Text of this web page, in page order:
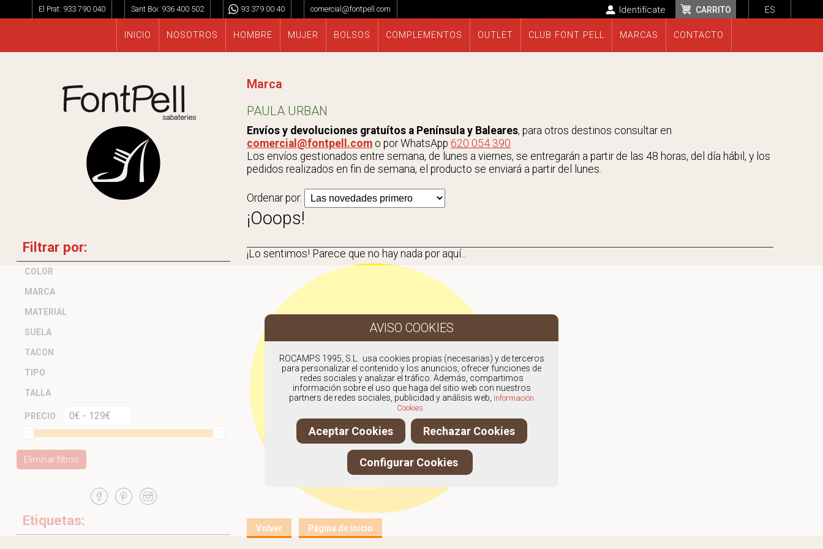
ES
El Prat: 933 790 040 Sant Boi: 936 400 502 93 379 00 40 comercial@fontpell.com CARRITO
Identifícate
INICIO NOSOTROS HOMBRE MUJER BOLSOS COMPLEMENTOS OUTLET CLUB FONT PELL MARCAS CONTACTO
Filtrar por:
COLOR
MARCA
MATERIAL
SUELA
TACON
TIPO
TALLA
PRECIO
Eliminar filtros
Etiquetas:
Marca
PAULA URBAN
Envíos y devoluciones gratuítos a Península y Baleares, para otros destinos consultar en
comercial@fontpell.com o por WhatsApp 620 054 390
Los envíos gestionados entre semana, de lunes a viernes, se entregarán a partir de las 48 horas, del día hábil, y los
pedidos realizados en fin de semana, el producto se enviará a partir del lunes.
Ordenar por:
¡Ooops!
¡Lo sentimos! Parece que no hay nada por aquí...
Volver Página de inicio
ROCAMPS 1995, S.L. usa cookies propias (necesarias) y de terceros
para personalizar el contenido y los anuncios, ofrecer funciones de
redes sociales y analizar el tráfico. Además, compartimos
información sobre el uso que haga del sitio web con nuestros
partners de redes sociales, publicidad y análisis web, Información
Cookies.
Aceptar Cookies Rechazar Cookies
Configurar Cookies